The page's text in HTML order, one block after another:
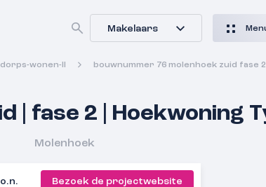
Makelaars
wonen-ll bouwnummer 76 molenhoek zuid fase
| fase 2 | Hoekwoning
Molenhoek
Bezoek de projectwebsite